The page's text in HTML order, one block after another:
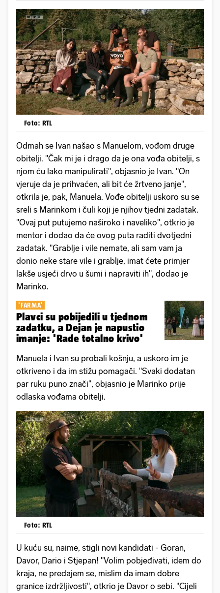
Foto: RTL
Odmah se Ivan našao s Manuelom, vođom druge
obitelji. "Čak mi je i drago da je ona vođa obitelji, s
njom ću lako manipulirati", objasnio je Ivan. "On
vjeruje da je prihvaćen, ali bit će žrtveno janje",
otkrila je, pak, Manuela. Vođe obitelji uskoro su se
sreli s Marinkom i čuli koji je njihov tjedni zadatak.
"Ovaj put putujemo naširoko i naveliko", otkrio je
mentor i dodao da će ovog puta raditi dvotjedni
zadatak. "Grablje i vile nemate, ali sam vam ja
donio neke stare vile i grablje, imat ćete primjer
lakše usjeći drvo u šumi i napraviti ih", dodao je
Marinko.
'FARMA'
Plavci su pobijedili u tjednom
zadatku, a Dejan je napustio
imanje: 'Rade totalno krivo'
Manuela i Ivan su probali košnju, a uskoro im je
otkriveno i da im stižu pomagači. "Svaki dodatan
par ruku puno znači", objasnio je Marinko prije
odlaska vođama obitelji.
Foto: RTL
U kuću su, naime, stigli novi kandidati - Goran,
Davor, Dario i Stjepan! "Volim pobjeđivati, idem do
kraja, ne predajem se, mislim da imam dobre
granice izdržljivosti", otkrio je Davor o sebi. "Cijeli